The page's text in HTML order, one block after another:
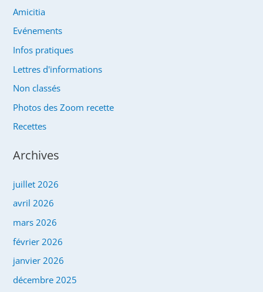
Amicitia
Evénements
Infos pratiques
Lettres d'informations
Non classés
Photos des Zoom recette
Recettes
Archives
juillet 2026
avril 2026
mars 2026
février 2026
janvier 2026
décembre 2025